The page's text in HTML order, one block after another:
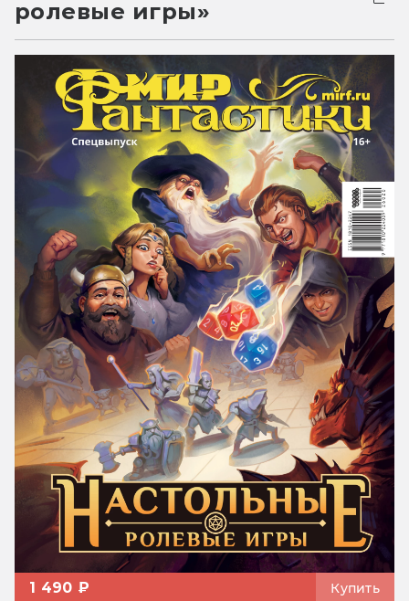
ролевые игры»
1 490 ₽ Купить